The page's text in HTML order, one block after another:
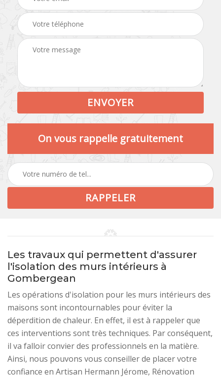
On vous rappelle gratuitement
Les travaux qui permettent d'assurer
l'isolation des murs intérieurs à
Gombergean
Les opérations d'isolation pour les murs intérieurs des
maisons sont incontournables pour éviter la
déperdition de chaleur. En effet, il est à rappeler que
ces interventions sont très techniques. Par conséquent,
il va falloir convier des professionnels en la matière.
Ainsi, nous pouvons vous conseiller de placer votre
confiance en Artisan Hermann Jérome, Rénovation